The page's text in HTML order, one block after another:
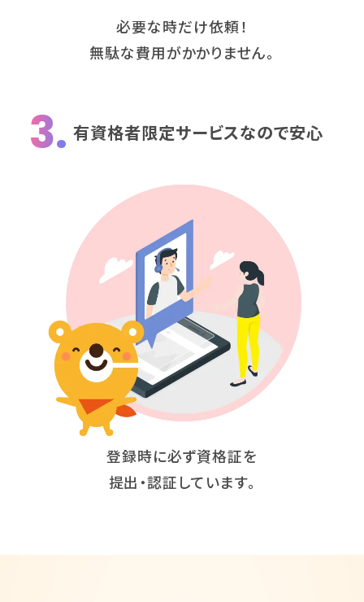
必要な時だけ依頼！
無駄な費用がかかりません。
3. 有資格者限定サービスなので安心
登録時に必ず資格証を
提出・認証しています。